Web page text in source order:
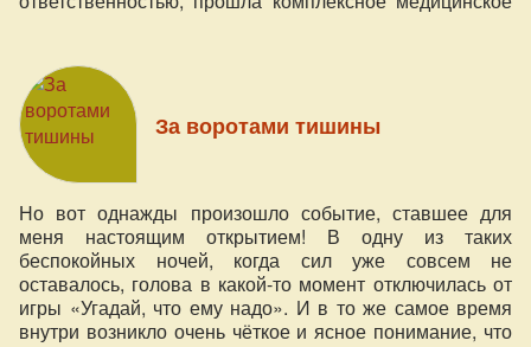
естественному зачатию и осознанному родительству,
как я это понимала.
За воротами тишины
Но вот однажды произошло событие, ставшее для
меня настоящим открытием! В одну из таких
беспокойных ночей, когда сил уже совсем не
оставалось, голова в какой-то момент отключилась от
игры «Угадай, что ему надо». И в то же самое время
внутри возникло очень чёткое и ясное понимание, что